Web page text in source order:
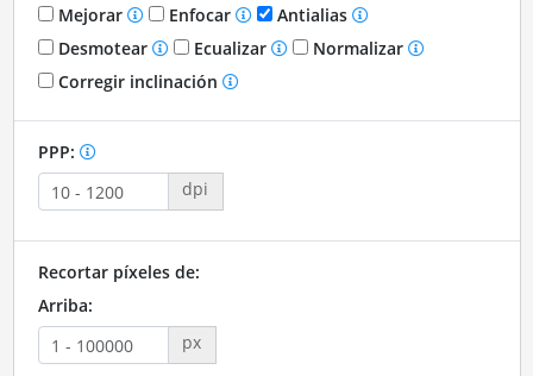
Mejorar Enfocar
Antialias
Desmotear
Ecualizar
Normalizar
Corregir inclinación
PPP:
dpi
Recortar píxeles de:
Arriba:
px